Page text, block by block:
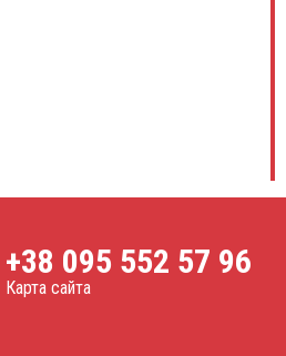
+38 095 552 57 96
Карта сайта